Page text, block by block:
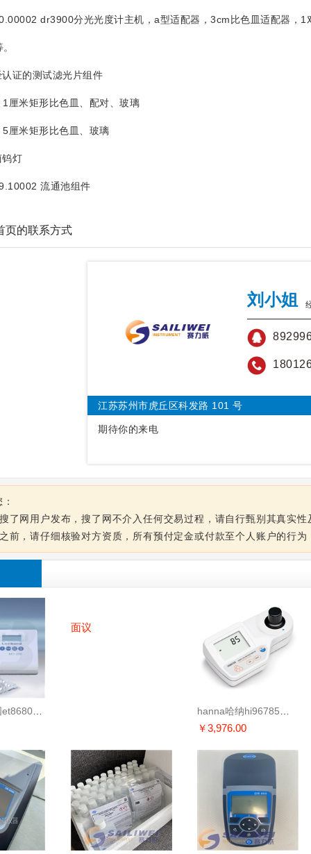
dr3900分光光度计主机，a型适配器，3cm比色皿适配器，1
的测试滤光片组件
米矩形比色皿、配对、玻璃
米矩形比色皿、玻璃
灯
流通池组件
页的联系方式
刘小姐
江苏苏州市虎丘区科发路 101 号
期待你的来电
了网用户发布，搜了网不介入任何交易过程，请自行甄别其真实性
前，请仔细核验对方资质，所有预付定金或付款至个人账户的行
面议
￥3,976.00